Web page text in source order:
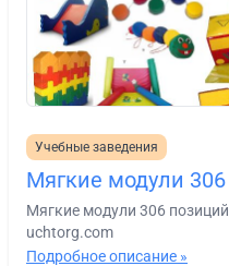
Учебные заведения
Мягкие модули
Мягкие модули 306
uchtorg.com
Подробное описание »